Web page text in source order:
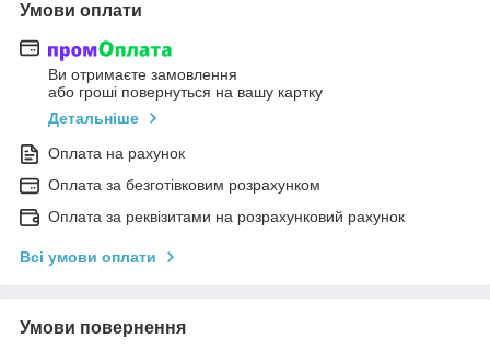
Умови оплати
Ви отримаєте замовлення
або гроші повернуться на вашу картку
Детальніше
Оплата на рахунок
Оплата за безготівковим розрахунком
Оплата за реквізитами на розрахунковий рахунок
Всі умови оплати
Умови повернення